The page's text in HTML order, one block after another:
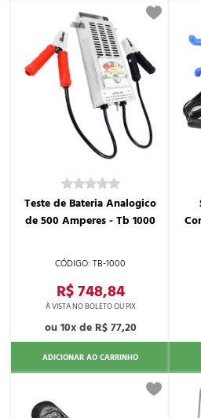
TB-1000
Teste de Bateria Analogico
de 500 Amperes - Tb 1000
R$ 748,84
10x de R$ 77,20
ADICIONAR AO CARRINHO